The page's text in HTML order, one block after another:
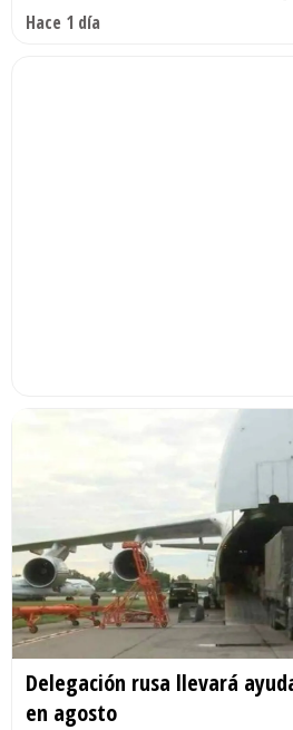
Hace 1 día
Delegación rusa llevará
en agosto